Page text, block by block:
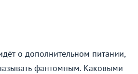
о дополнительном питании,
фантомным. Каковыми